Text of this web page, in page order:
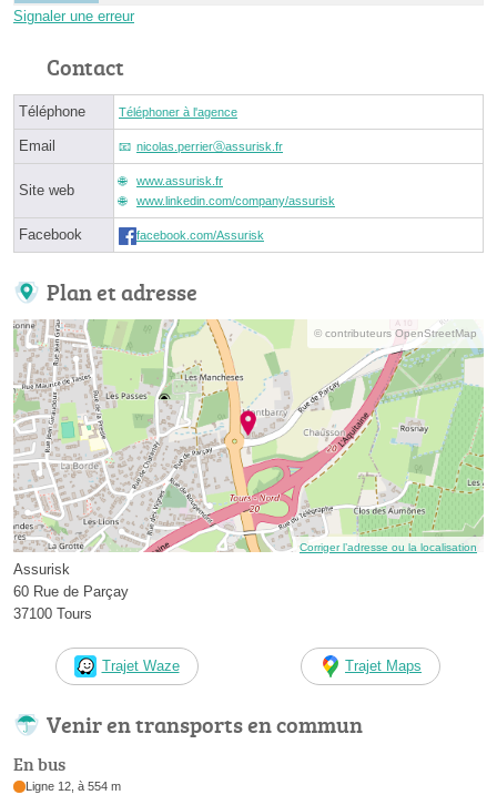
Signaler une erreur
Contact
Téléphone Téléphoner à l'agence
Email nicolas.perrierⓐassurisk.fr
Site web
www.assurisk.fr
www.linkedin.com/company/assurisk
Facebook facebook.com/Assurisk
Plan et adresse
© contributeurs OpenStreetMap
Corriger l’adresse ou la localisation
Assurisk
60 Rue de Parçay
37100 Tours
Trajet Waze Trajet Maps
Venir en transports en commun
En bus
Ligne 12, à 554 m